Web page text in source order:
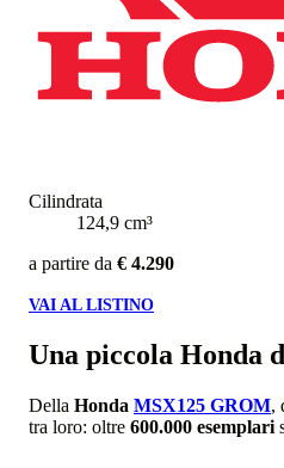
Cilindrata
124,9 cm³
a partire da € 4.290
VAI AL LISTINO
Una piccola Honda
Della Honda MSX125 GROM,
tra loro: oltre 600.000 esemplari